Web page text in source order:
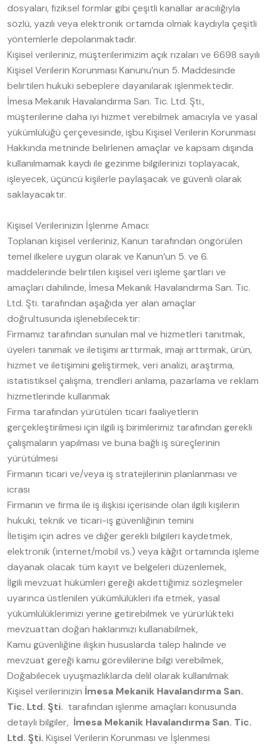
dosyaları, fiziksel formlar gibi çeşitli kanallar aracılığıyla
sözlü, yazılı veya elektronik ortamda olmak kaydıyla çeşitli
yöntemlerle depolanmaktadır.
Kişisel verileriniz, müşterilerimizim açık rızaları ve 6698 sayılı
Kişisel Verilerin Korunması Kanunu’nun 5. Maddesinde
belirtilen hukuki sebeplere dayanılarak işlenmektedir.
İmesa Mekanik Havalandırma San. Tic. Ltd. Şti.,
müşterilerine daha iyi hizmet verebilmek amacıyla ve yasal
yükümlülüğü çerçevesinde, işbu Kişisel Verilerin Korunması
Hakkında metninde belirlenen amaçlar ve kapsam dışında
kullanılmamak kaydı ile gezinme bilgilerinizi toplayacak,
işleyecek, üçüncü kişilerle paylaşacak ve güvenli olarak
saklayacaktır.
Kişisel Verilerinizin İşlenme Amacı:
Toplanan kişisel verileriniz, Kanun tarafından öngörülen
temel ilkelere uygun olarak ve Kanun’un 5. ve 6.
maddelerinde belirtilen kişisel veri işleme şartları ve
amaçları dahilinde, İmesa Mekanik Havalandırma San. Tic.
Ltd. Şti. tarafından aşağıda yer alan amaçlar
doğrultusunda işlenebilecektir:
Firmamız tarafından sunulan mal ve hizmetleri tanıtmak,
üyeleri tanımak ve iletişimi arttırmak, imajı arttırmak, ürün,
hizmet ve iletişimini geliştirmek, veri analizi, araştırma,
istatistiksel çalışma, trendleri anlama, pazarlama ve reklam
hizmetlerinde kullanmak
Firma tarafından yürütülen ticari faaliyetlerin
gerçekleştirilmesi için ilgili iş birimlerimiz tarafından gerekli
çalışmaların yapılması ve buna bağlı iş süreçlerinin
yürütülmesi
Firmanın ticari ve/veya iş stratejilerinin planlanması ve
icrası
Firmanın ve firma ile iş ilişkisi içerisinde olan ilgili kişilerin
hukuki, teknik ve ticari-iş güvenliğinin temini
İletişim için adres ve diğer gerekli bilgileri kaydetmek,
elektronik (internet/mobil vs.) veya kâğıt ortamında işleme
dayanak olacak tüm kayıt ve belgeleri düzenlemek,
İlgili mevzuat hükümleri gereği akdettiğimiz sözleşmeler
uyarınca üstlenilen yükümlülükleri ifa etmek, yasal
yükümlülüklerimizi yerine getirebilmek ve yürürlükteki
mevzuattan doğan haklarımızı kullanabilmek,
Kamu güvenliğine ilişkin hususlarda talep halinde ve
mevzuat gereği kamu görevlilerine bilgi verebilmek,
Doğabilecek uyuşmazlıklarda delil olarak kullanılmak
Kişisel verilerinizin İmesa Mekanik Havalandırma San.
Tic. Ltd. Şti. tarafından işlenme amaçları konusunda
detaylı bilgiler, İmesa Mekanik Havalandırma San. Tic.
Ltd. Şti. Kişisel Verilerin Korunması ve İşlenmesi